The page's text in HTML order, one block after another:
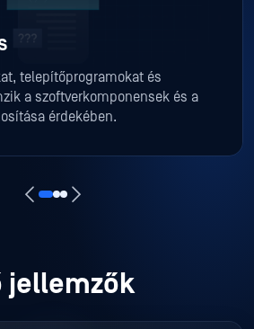
telepítőprogramokat és
a szoftverkomponensek és a
érdekében.
jellemzők